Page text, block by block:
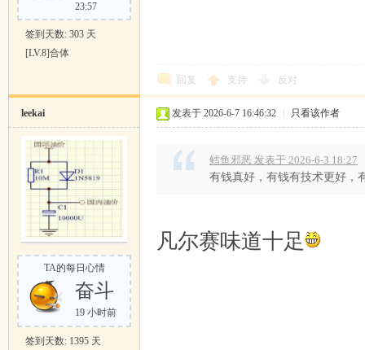
23:57
签到天数: 303 天
[LV.8]合体
回复 支持 反对
leekai
TA的每日心情
奋斗
19 小时前
签到天数: 1395 天
发表于 2026-6-7 16:46:32 只看该作者
鳕鱼邪恶 发表于 2026-6-3 18:27
有钱真好，有钱有技术更好，
凡尔赛味道十足